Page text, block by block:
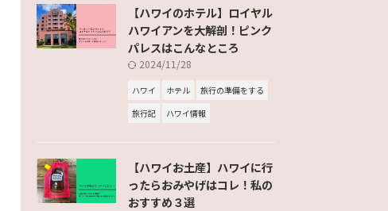
【ハワイのホテル】ロイヤル
ハワイアンを大解剖！ピンク
パレスはこんなところ
2024/11/28
ハワイ ホテル
旅行の準備をする
旅行記
ハワイ情報
【ハワイお土産】ハワイに行
ったらおみやげはコレ！私の
おすすめ３選